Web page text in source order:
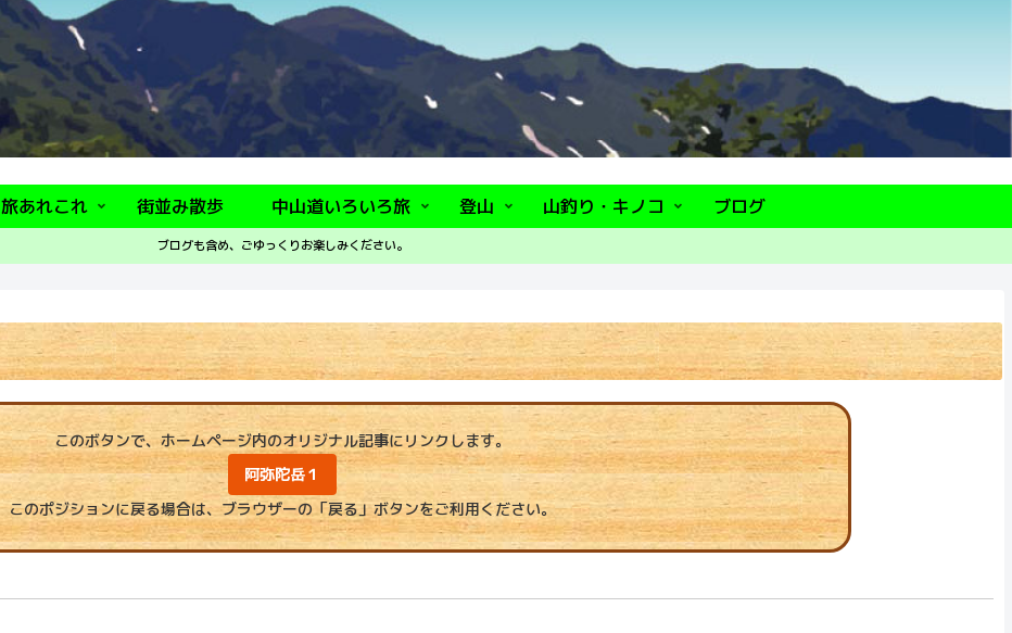
旅あれこれ 街並み散歩 中山道いろいろ旅 登山 山釣り・キノコ ブログ
ブログも含め、ごゆっくりお楽しみください。
このボタンで、ホームページ内のオリジナル記事にリンクします。
阿弥陀岳１
このポジションに戻る場合は、ブラウザーの「戻る」ボタンをご利用ください。